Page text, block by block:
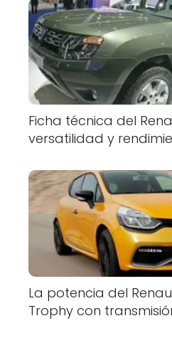
Ficha técnica del
versatilidad y
La potencia del
Trophy con